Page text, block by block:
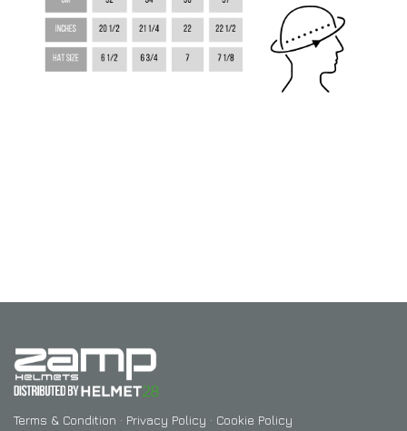
Terms & Condition · Privacy Policy · Cookie Policy